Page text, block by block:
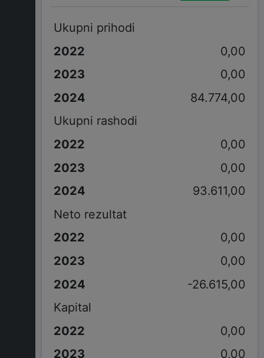
Ukupni prihodi
0,00
0,00
84.774,00
Ukupni rashodi
0,00
0,00
93.611,00
Neto rezultat
0,00
0,00
-26.615,00
Kapital
0,00
0,00